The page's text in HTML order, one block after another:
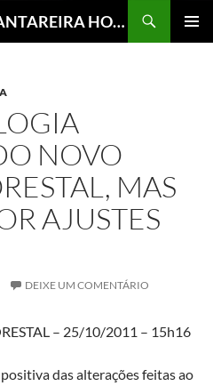
15 ANOS – SERRA DA CANTAREIRA HOJE E COTIDIANO DO BRASIL E DO MUNDO
NOVO
MAS
AJUSTES
DEIXE UM COMENTÁRIO
– 25/10/2011 – 15h16
das alterações feitas ao